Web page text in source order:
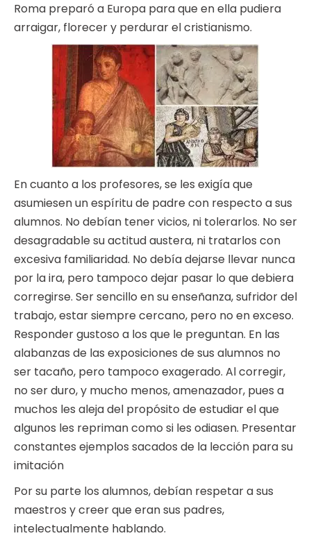
Roma preparó a Europa para que en ella pudiera
arraigar, florecer y perdurar el cristianismo.
En cuanto a los profesores, se les exigía que
asumiesen un espíritu de padre con respecto a sus
alumnos. No debían tener vicios, ni tolerarlos. No ser
desagradable su actitud austera, ni tratarlos con
excesiva familiaridad. No debía dejarse llevar nunca
por la ira, pero tampoco dejar pasar lo que debiera
corregirse. Ser sencillo en su enseñanza, sufridor del
trabajo, estar siempre cercano, pero no en exceso.
Responder gustoso a los que le preguntan. En las
alabanzas de las exposiciones de sus alumnos no
ser tacaño, pero tampoco exagerado. Al corregir,
no ser duro, y mucho menos, amenazador, pues a
muchos les aleja del propósito de estudiar el que
algunos les repriman como si les odiasen. Presentar
constantes ejemplos sacados de la lección para su
imitación
Por su parte los alumnos, debían respetar a sus
maestros y creer que eran sus padres,
intelectualmente hablando.